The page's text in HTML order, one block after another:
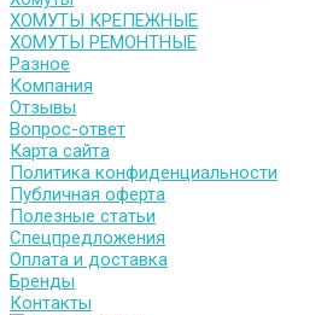
ХОМУТЫ КРЕПЕЖНЫЕ
ХОМУТЫ РЕМОНТНЫЕ
Разное
Компания
Отзывы
Вопрос-ответ
Карта сайта
Политика конфиденциальности
Публичная оферта
Полезные статьи
Спецпредложения
Оплата и доставка
Бренды
Контакты